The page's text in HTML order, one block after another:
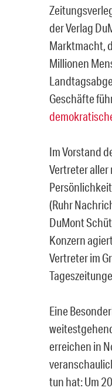
der Verlag
Marktmacht,
Millionen
Geschäfte
Im Vorstand
Vertreter
(Ruhr
DuMont
Konzern
Vertreter im
Eine
erreichen in
tun hat: Um